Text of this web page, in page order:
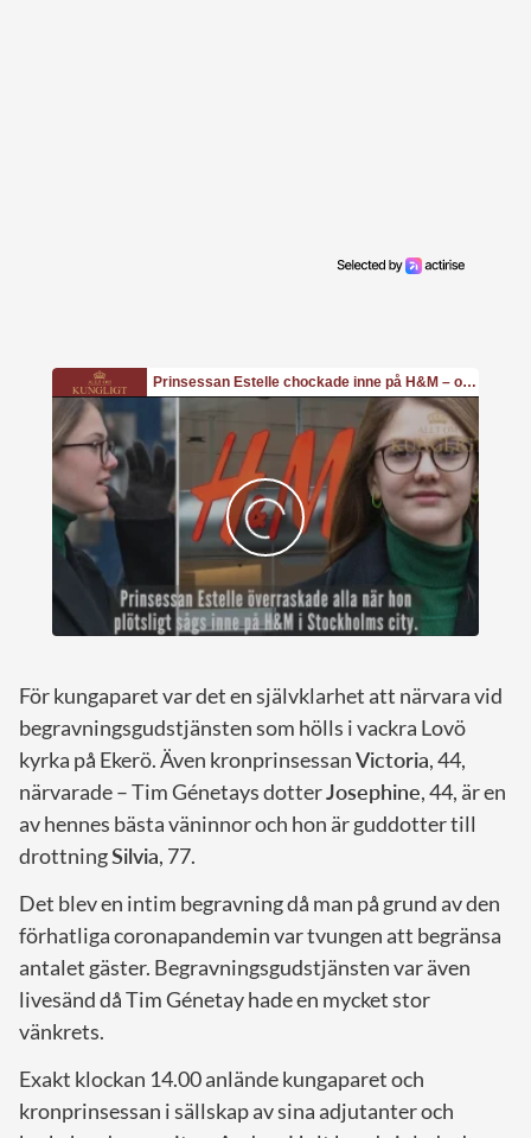
För kungaparet var det en självklarhet att närvara vid
begravningsgudstjänsten som hölls i vackra Lovö
kyrka på Ekerö. Även kronprinsessanVictoria, 44,
närvarade – Tim Génetays dotterJosephine, 44, är en
av hennes bästa väninnor och hon är guddotter till
drottningSilvia, 77.
Det blev en intim begravning då man på grund av den
förhatliga coronapandemin var tvungen att begränsa
antalet gäster. Begravningsgudstjänsten var även
livesänd då Tim Génetay hade en mycket stor
vänkrets.
Exakt klockan 14.00 anlände kungaparet och
kronprinsessan i sällskap av sina adjutanter och